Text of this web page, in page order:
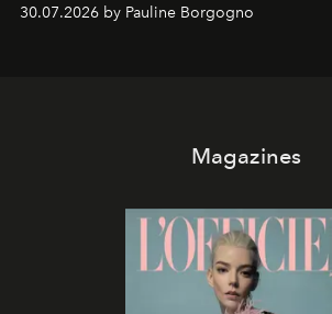
30.07.2026 by Pauline Borgogno
Magazines